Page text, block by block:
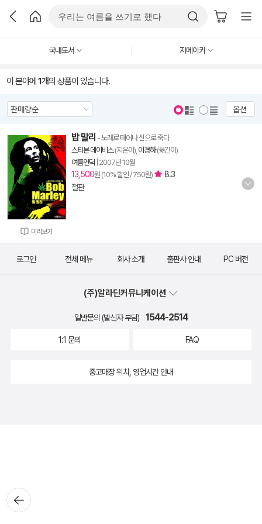
국내도서 자메이카
이 분야에 1개의 상품이 있습니다.
옵션
미리보기
밥 말리 - 노래로 태어나 신으로 죽다
스티븐 데이비스(지은이), 이경하(옮긴이)
여름언덕 2007년 10월
13,500원 (10% 할인 / 750원)
8.3
절판
뒤로가
기
로그인 전체 메뉴 회사 소개 출판사 안내 PC 버전
(주)알라딘커뮤니케이션
일반문의 (발신자 부담) 1544-2514
1:1 문의 FAQ
중고매장 위치, 영업시간 안내